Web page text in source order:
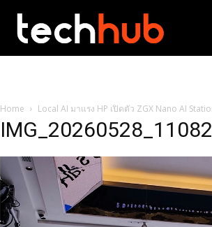
Home Local AI มาแรง HP เปิดตัว ZGX Nano AI